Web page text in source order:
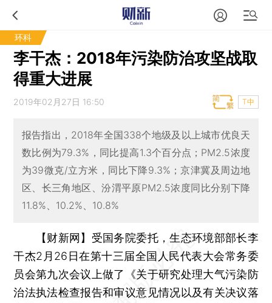
环科
李干杰：2018年污染防治攻坚战取
得重大进展
2019年02月27日 16:50 T中
报告指出，2018年全国338个地级及以上城市优良天
数比例为79.3%，同比提高1.3个百分点；PM2.5浓度
为39微克/立方米，同比下降9.3%；京津冀及周边地
区、长三角地区、汾渭平原PM2.5浓度同比分别下降
11.8%、10.2%、10.8%
【财新网】 受国务院委托，生态环境部部长李
干杰2月26日在第十三届全国人民代表大会常务委
员会第九次会议上做了《关于研究处理大气污染防
治法执法检查报告和审议意见情况以及有关决议落